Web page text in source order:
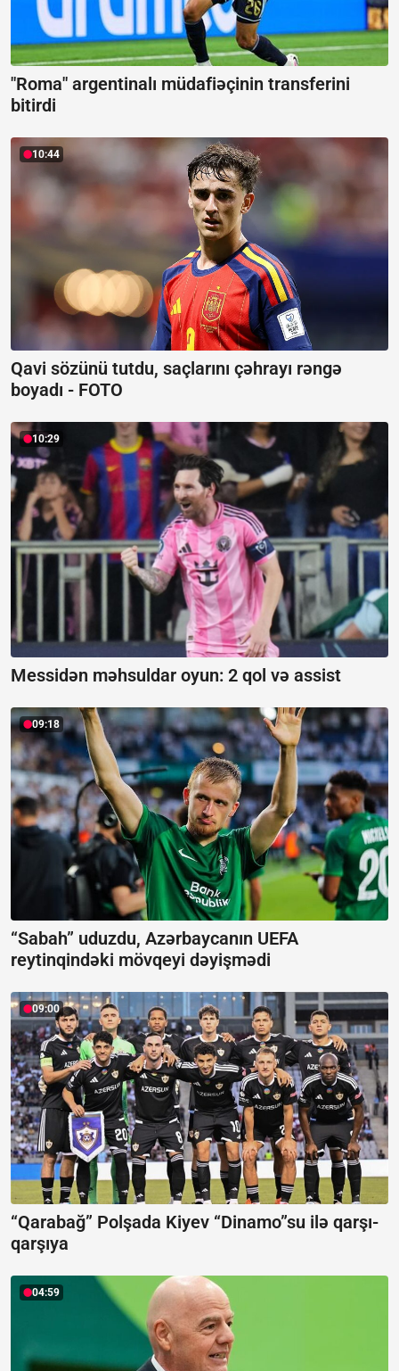
"Roma" argentinalı müdafiəçinin transferini
bitirdi
10:44
Qavi sözünü tutdu, saçlarını çəhrayı rəngə
boyadı - FOTO
10:29
Messidən məhsuldar oyun: 2 qol və assist
09:18
“Sabah” uduzdu, Azərbaycanın UEFA
reytinqindəki mövqeyi dəyişmədi
09:00
“Qarabağ” Polşada Kiyev “Dinamo”su ilə qarşı-
qarşıya
04:59